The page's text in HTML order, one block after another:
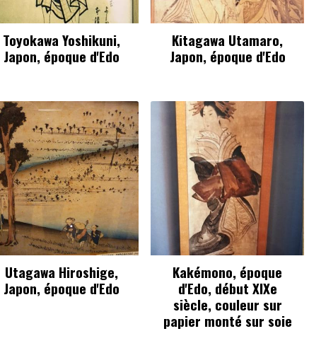
Toyokawa Yoshikuni,
Japon, époque d'Edo
Kitagawa Utamaro,
Japon, époque d'Edo
Utagawa Hiroshige,
Japon, époque d'Edo
Kakémono, époque
d'Edo, début XIXe
siècle, couleur sur
papier monté sur soie